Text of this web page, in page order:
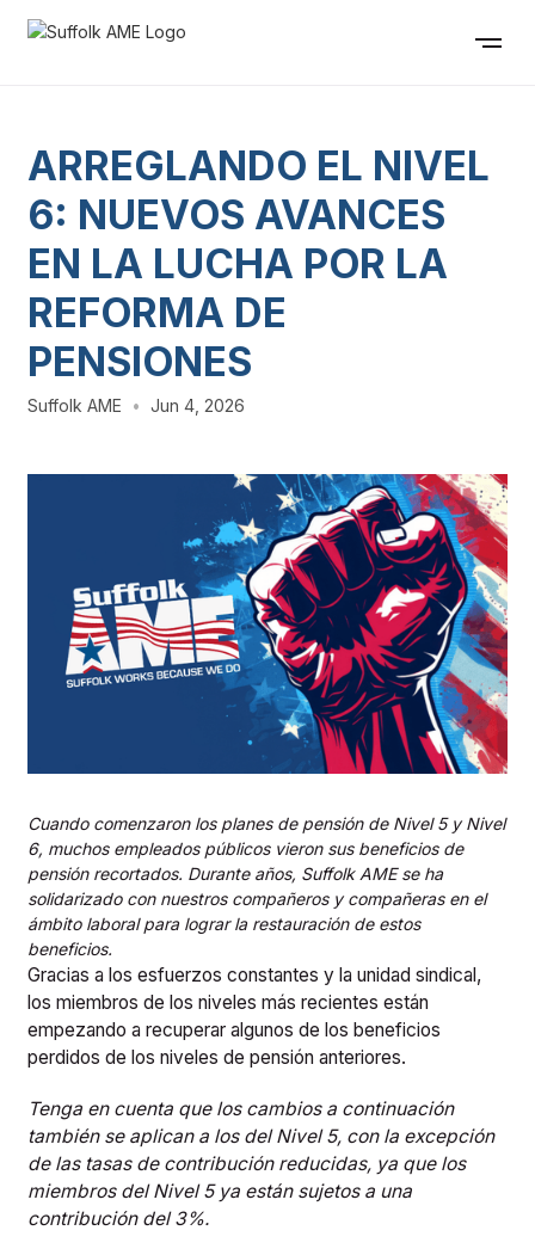
ARREGLANDO EL NIVEL
6: NUEVOS AVANCES
EN LA LUCHA POR LA
REFORMA DE
PENSIONES
Suffolk AME • Jun 4, 2026
Cuando comenzaron los planes de pensión de Nivel 5 y Nivel
6, muchos empleados públicos vieron sus beneficios de
pensión recortados. Durante años, Suffolk AME se ha
solidarizado con nuestros compañeros y compañeras en el
ámbito laboral para lograr la restauración de estos
beneficios.
Gracias a los esfuerzos constantes y la unidad sindical,
los miembros de los niveles más recientes están
empezando a recuperar algunos de los beneficios
perdidos de los niveles de pensión anteriores.
Tenga en cuenta que los cambios a continuación
también se aplican a los del Nivel 5, con la excepción
de las tasas de contribución reducidas, ya que los
miembros del Nivel 5 ya están sujetos a una
contribución del 3%.